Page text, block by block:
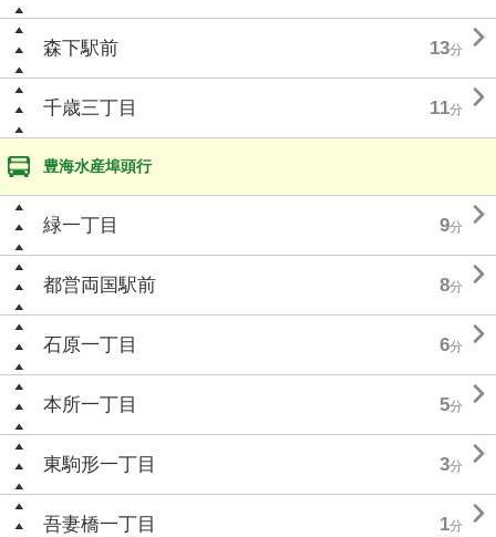
森下駅前 13分 
千歳三丁目 11分 
豊海水産埠頭行
緑一丁目 9分 
都営両国駅前 8分 
石原一丁目 6分 
本所一丁目 5分 
東駒形一丁目 3分 
吾妻橋一丁目 1分 